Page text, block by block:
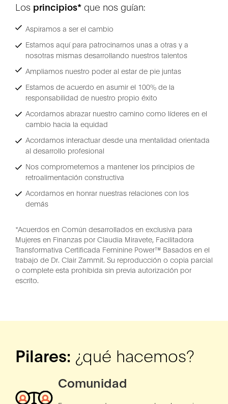
Los principios* que nos guían:
Aspiramos a ser el cambio
Estamos aquí para patrocinarnos unas a otras y a
nosotras mismas desarrollando nuestros talentos
Ampliamos nuestro poder al estar de pie juntas
Estamos de acuerdo en asumir el 100% de la
responsabilidad de nuestro propio éxito
Acordamos abrazar nuestro camino como líderes en el
cambio hacia la equidad
Acordamos interactuar desde una mentalidad orientada
al desarrollo profesional
Nos comprometemos a mantener los principios de
retroalimentación constructiva
Acordamos en honrar nuestras relaciones con los
demás
*Acuerdos en Común desarrollados en exclusiva para
Mujeres en Finanzas por Claudia Miravete, Facilitadora
Transformativa Certificada Feminine Power™ Basados en el
trabajo de Dr. Clair Zammit. Su reproducción o copia parcial
o complete esta prohibida sin previa autorización por
escrito.
Pilares: ¿qué hacemos?
Comunidad